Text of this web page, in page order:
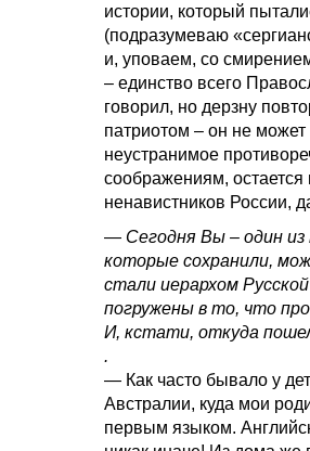
истории, который
(подразумеваю
и, уповаем, со
– единство всего
говорил, но дерзну
патриотом – он не
неустранимое
соображениям,
ненавистников России,
— Сегодня Вы – один
которые сохранили,
стали иерархом
погружены в то, что
И, кстати, откуда
.
— Как часто бывало у
Австралии, куда мои
первым языком.